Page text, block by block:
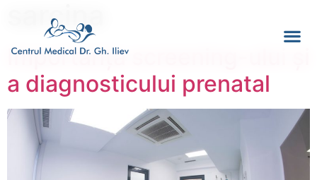
sarcina
Importanța screening-ului și
a diagnosticului prenatal